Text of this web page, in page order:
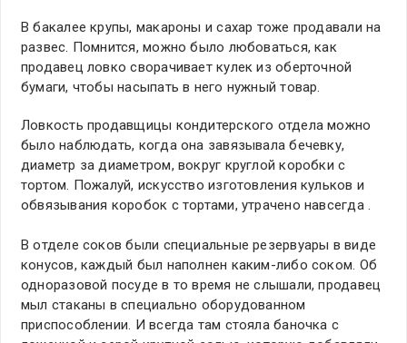
В бакалее крупы, макароны и сахар тоже продавали на
развес. Помнится, можно было любоваться, как
продавец ловко сворачивает кулек из оберточной
бумаги, чтобы насыпать в него нужный товар.
Ловкость продавщицы кондитерского отдела можно
было наблюдать, когда она завязывала бечевку,
диаметр за диаметром, вокруг круглой коробки с
тортом. Пожалуй, искусство изготовления кульков и
обвязывания коробок с тортами, утрачено навсегда .
В отделе соков были специальные резервуары в виде
конусов, каждый был наполнен каким-либо соком. Об
одноразовой посуде в то время не слышали, продавец
мыл стаканы в специально оборудованном
приспособлении. И всегда там стояла баночка с